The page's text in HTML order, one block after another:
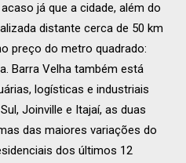
já que a cidade, além do
distante cerca de 50 km
preço do metro quadrado:
Barra Velha também está
logísticas e industriais
Joinville e Itajaí, as duas
das maiores variações do
dos últimos 12